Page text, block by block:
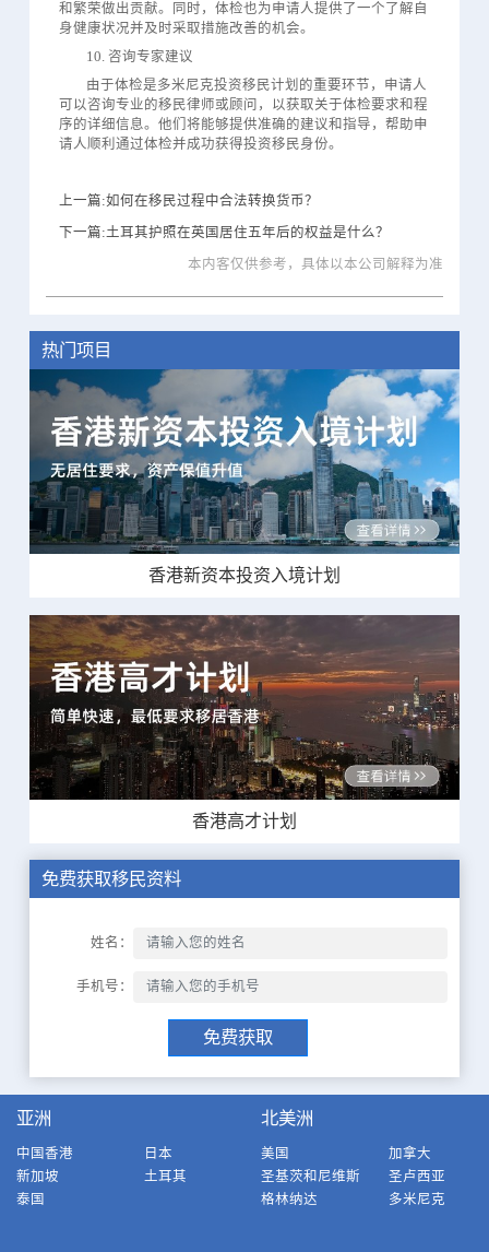
和繁荣做出贡献。同时，体检也为申请人提供了一个了解自
身健康状况并及时采取措施改善的机会。
10. 咨询专家建议
由于体检是多米尼克投资移民计划的重要环节，申请人
可以咨询专业的移民律师或顾问，以获取关于体检要求和程
序的详细信息。他们将能够提供准确的建议和指导，帮助申
请人顺利通过体检并成功获得投资移民身份。
上一篇:如何在移民过程中合法转换货币？
下一篇:土耳其护照在英国居住五年后的权益是什么？
本内客仅供参考，具体以本公司解释为准
热门项目
香港新资本投资入境计划
香港高才计划
免费获取移民资料
姓名：
手机号：
免费获取
亚洲
中国香港
日本
新加坡
土耳其
泰国
北美洲
美国
加拿大
圣基茨和尼维斯
圣卢西亚
格林纳达
多米尼克